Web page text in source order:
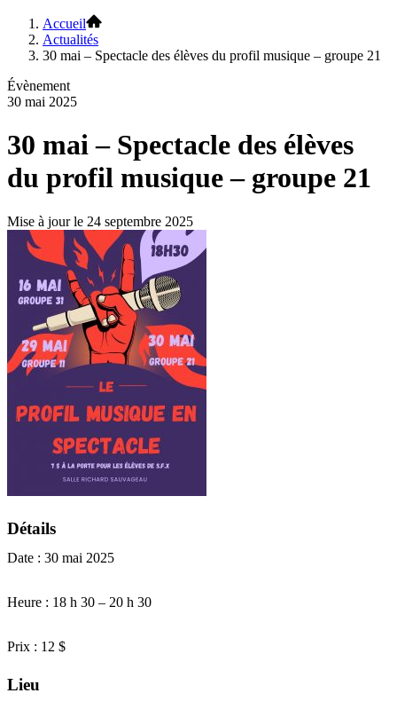
Accueil
Actualités
30 mai – Spectacle des élèves du profil musique – groupe 21
Évènement
30 mai 2025
30 mai – Spectacle des élèves
du profil musique – groupe 21
Mise à jour le 24 septembre 2025
Détails
Date : 30 mai 2025
Heure : 18 h 30 – 20 h 30
Prix : 12 $
Lieu